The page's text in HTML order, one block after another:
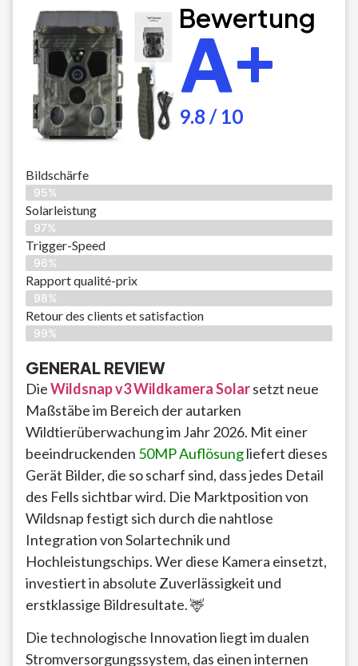
Bewertung
A+
9.8 / 10
Bildschärfe
95%
Solarleistung
97%
Trigger-Speed
96%
Rapport qualité-prix
98%
Retour des clients et satisfaction
99%
GENERAL REVIEW
DieWildsnap v3 Wildkamera Solarsetzt neue
Maßstäbe im Bereich der autarken
Wildtierüberwachung im Jahr 2026. Mit einer
beeindruckenden 50MP Auflösungliefert dieses
Gerät Bilder, die so scharf sind, dass jedes Detail
des Fells sichtbar wird. Die Marktposition von
Wildsnap festigt sich durch die nahtlose
Integration von Solartechnik und
Hochleistungschips. Wer diese Kamera einsetzt,
investiert in absolute Zuverlässigkeit und
erstklassige Bildresultate. 🦌
Die technologische Innovation liegt im dualen
Stromversorgungssystem, das einen internen